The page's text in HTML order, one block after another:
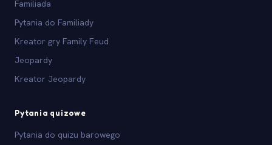
Familiada
Pytania do Familiady
Kreator gry Family Feud
Jeopardy
Kreator Jeopardy
Pytania quizowe
Pytania do quizu barowego